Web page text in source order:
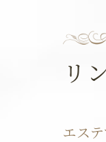
リ
エス